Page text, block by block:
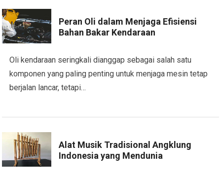
Peran Oli dalam Menjaga Efisiensi
Bahan Bakar Kendaraan
Oli kendaraan seringkali dianggap sebagai salah satu
komponen yang paling penting untuk menjaga mesin tetap
berjalan lancar, tetapi…
Alat Musik Tradisional Angklung
Indonesia yang Mendunia